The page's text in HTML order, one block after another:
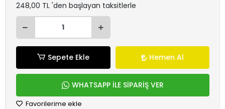
248,00 TL 'den başlayan taksitlerle
Sepete Ekle Hemen Al
WHATSAPP İLE SİPARİŞ VER
Favorilerime ekle